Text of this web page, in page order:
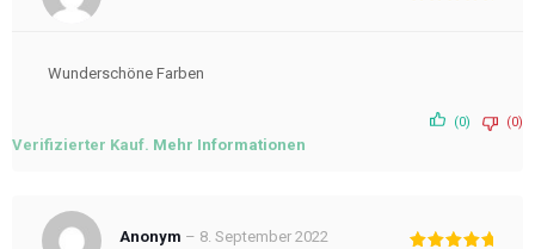
Wunderschöne Farben
(0) (0)
Verifizierter Kauf. Mehr Informationen
Anonym – 8. September 2022